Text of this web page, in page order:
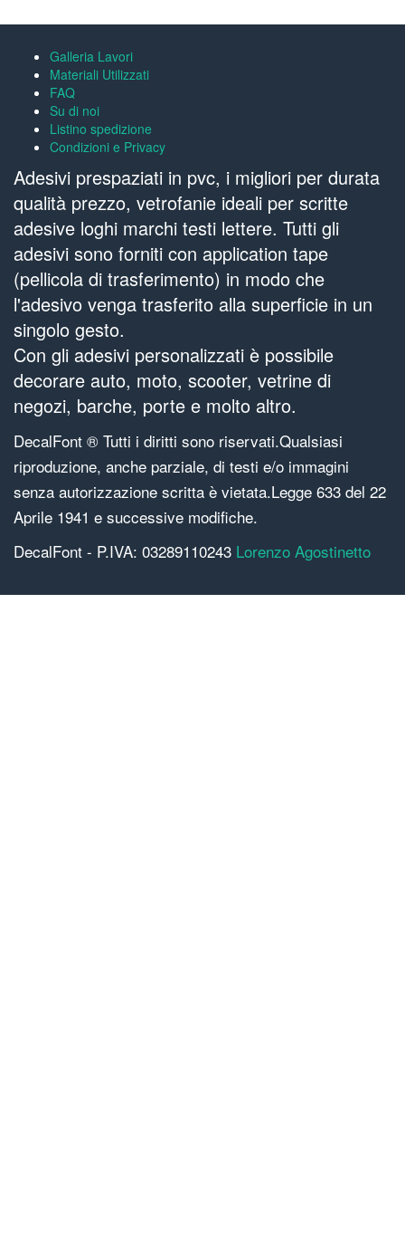
Galleria Lavori
Materiali Utilizzati
FAQ
Su di noi
Listino spedizione
Condizioni e Privacy
Adesivi prespaziati in pvc, i migliori per durata
qualità prezzo, vetrofanie ideali per scritte
adesive loghi marchi testi lettere. Tutti gli
adesivi sono forniti con application tape
(pellicola di trasferimento) in modo che
l'adesivo venga trasferito alla superficie in un
singolo gesto.
Con gli adesivi personalizzati è possibile
decorare auto, moto, scooter, vetrine di
negozi, barche, porte e molto altro.
DecalFont ® Tutti i diritti sono riservati.Qualsiasi
riproduzione, anche parziale, di testi e/o immagini
senza autorizzazione scritta è vietata.Legge 633 del 22
Aprile 1941 e successive modifiche.
DecalFont - P.IVA: 03289110243 Lorenzo Agostinetto